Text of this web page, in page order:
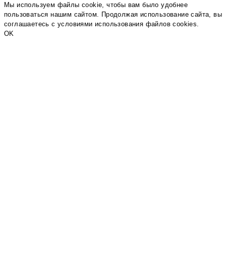
Мы используем файлы cookie, чтобы вам было удобнее
пользоваться нашим сайтом. Продолжая использование сайта, вы
соглашаетесь c условиями использования файлов cookies.
OK